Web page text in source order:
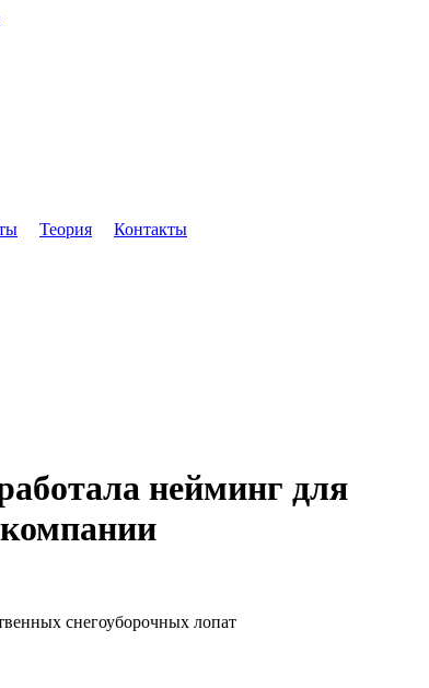
Теория
Контакты
нейминг для
снегоуборочных лопат